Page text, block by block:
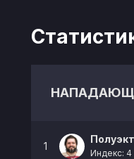
1
Индекс: 4